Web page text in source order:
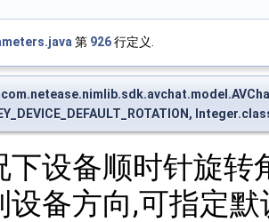
第 926行定义.
下设备顺时针旋转
设备方向,可指定